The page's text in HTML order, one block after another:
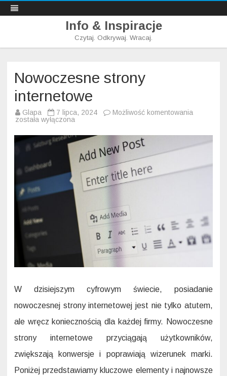
Info & Inspiracje
Czytaj. Odkrywaj. Wracaj.
Skip
Nowoczesne strony
internetowe
Glapa 7 lipca, 2024 Możliwość komentowania
została wyłączona
W dzisiejszym cyfrowym świecie, posiadanie
nowoczesnej strony internetowej jest nie tylko atutem,
ale wręcz koniecznością dla każdej firmy. Nowoczesne
strony internetowe przyciągają użytkowników,
zwiększają konwersje i poprawiają wizerunek marki.
Poniżej przedstawiamy kluczowe elementy i najnowsze